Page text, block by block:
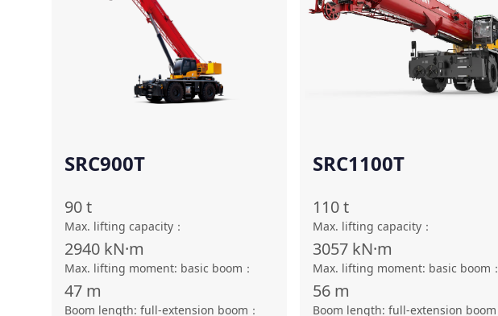
SRC900T
90t
Max. lifting capacity ：
2940 kN·m
Max. lifting moment: basic boom ：
47 m
Boom length: full-extension boom ：
SRC1100T
110t
Max. lifting capacity ：
3057 kN·m
Max. lifting moment: basic boom ：
56 m
Boom length: full-extension boom